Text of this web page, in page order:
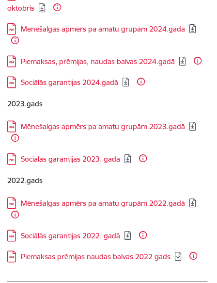
oktobris
Lejupielādēt:
Mēnešalgas apmērs pa amatu grupām 2024.gadā
Lejupielādēt:
Piemaksas, prēmijas, naudas balvas 2024.gadā
Lejupielādēt:
Sociālās garantijas 2024.gadā
2023.gads
Lejupielādēt:
Mēnešalgas apmērs pa amatu grupām 2023.gadā
Lejupielādēt:
Sociālās garantijas 2023. gadā
2022.gads
Lejupielādēt:
Mēnešalgas apmērs pa amatu grupām 2022.gadā
Lejupielādēt:
Sociālās garantijas 2022. gadā
Lejupielādēt:
Piemaksas prēmijas naudas balvas 2022 gads